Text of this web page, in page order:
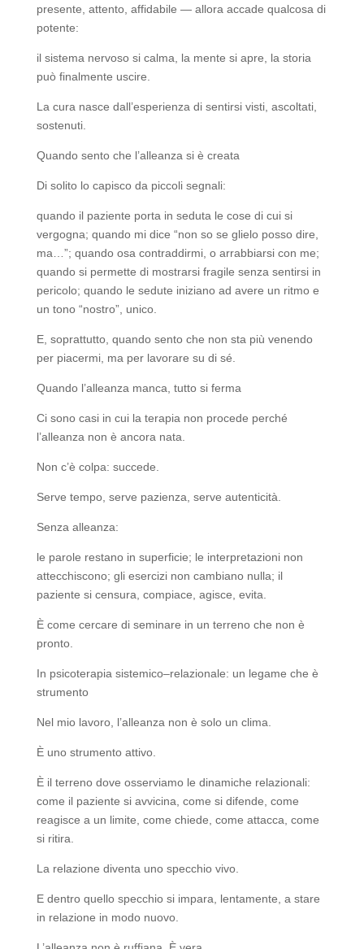
presente, attento, affidabile — allora accade qualcosa di
potente:
il sistema nervoso si calma, la mente si apre, la storia
può finalmente uscire.
La cura nasce dall’esperienza di sentirsi visti, ascoltati,
sostenuti.
Quando sento che l’alleanza si è creata
Di solito lo capisco da piccoli segnali:
quando il paziente porta in seduta le cose di cui si
vergogna; quando mi dice “non so se glielo posso dire,
ma…”; quando osa contraddirmi, o arrabbiarsi con me;
quando si permette di mostrarsi fragile senza sentirsi in
pericolo; quando le sedute iniziano ad avere un ritmo e
un tono “nostro”, unico.
E, soprattutto, quando sento che non sta più venendo
per piacermi, ma per lavorare su di sé.
Quando l’alleanza manca, tutto si ferma
Ci sono casi in cui la terapia non procede perché
l’alleanza non è ancora nata.
Non c’è colpa: succede.
Serve tempo, serve pazienza, serve autenticità.
Senza alleanza:
le parole restano in superficie; le interpretazioni non
attecchiscono; gli esercizi non cambiano nulla; il
paziente si censura, compiace, agisce, evita.
È come cercare di seminare in un terreno che non è
pronto.
In psicoterapia sistemico–relazionale: un legame che è
strumento
Nel mio lavoro, l’alleanza non è solo un clima.
È uno strumento attivo.
È il terreno dove osserviamo le dinamiche relazionali:
come il paziente si avvicina, come si difende, come
reagisce a un limite, come chiede, come attacca, come
si ritira.
La relazione diventa uno specchio vivo.
E dentro quello specchio si impara, lentamente, a stare
in relazione in modo nuovo.